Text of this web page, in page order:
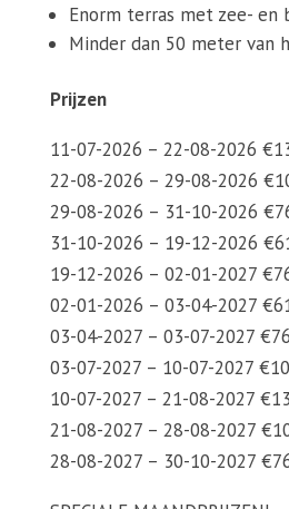
Enorm terras met zee- en
Minder dan 50 meter van
Prijzen
11-07-2026 – 22-08-2026
22-08-2026 – 29-08-2026
29-08-2026 – 31-10-2026
31-10-2026 – 19-12-2026
19-12-2026 – 02-01-2027
02-01-2026 – 03-04-2027
03-04-2027 – 03-07-2027
03-07-2027 – 10-07-2027
10-07-2027 – 21-08-2027
21-08-2027 – 28-08-2027
28-08-2027 – 30-10-2027